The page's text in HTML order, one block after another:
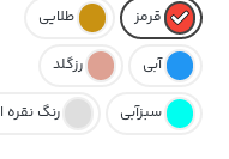
قرمز طلایی
آبی رزگلد
سبزآبی رنگ نقره